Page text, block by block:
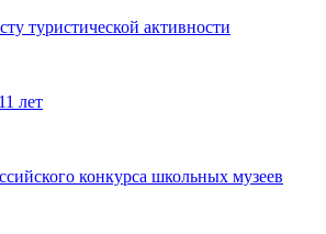
туристической активности
лет
конкурса школьных музеев